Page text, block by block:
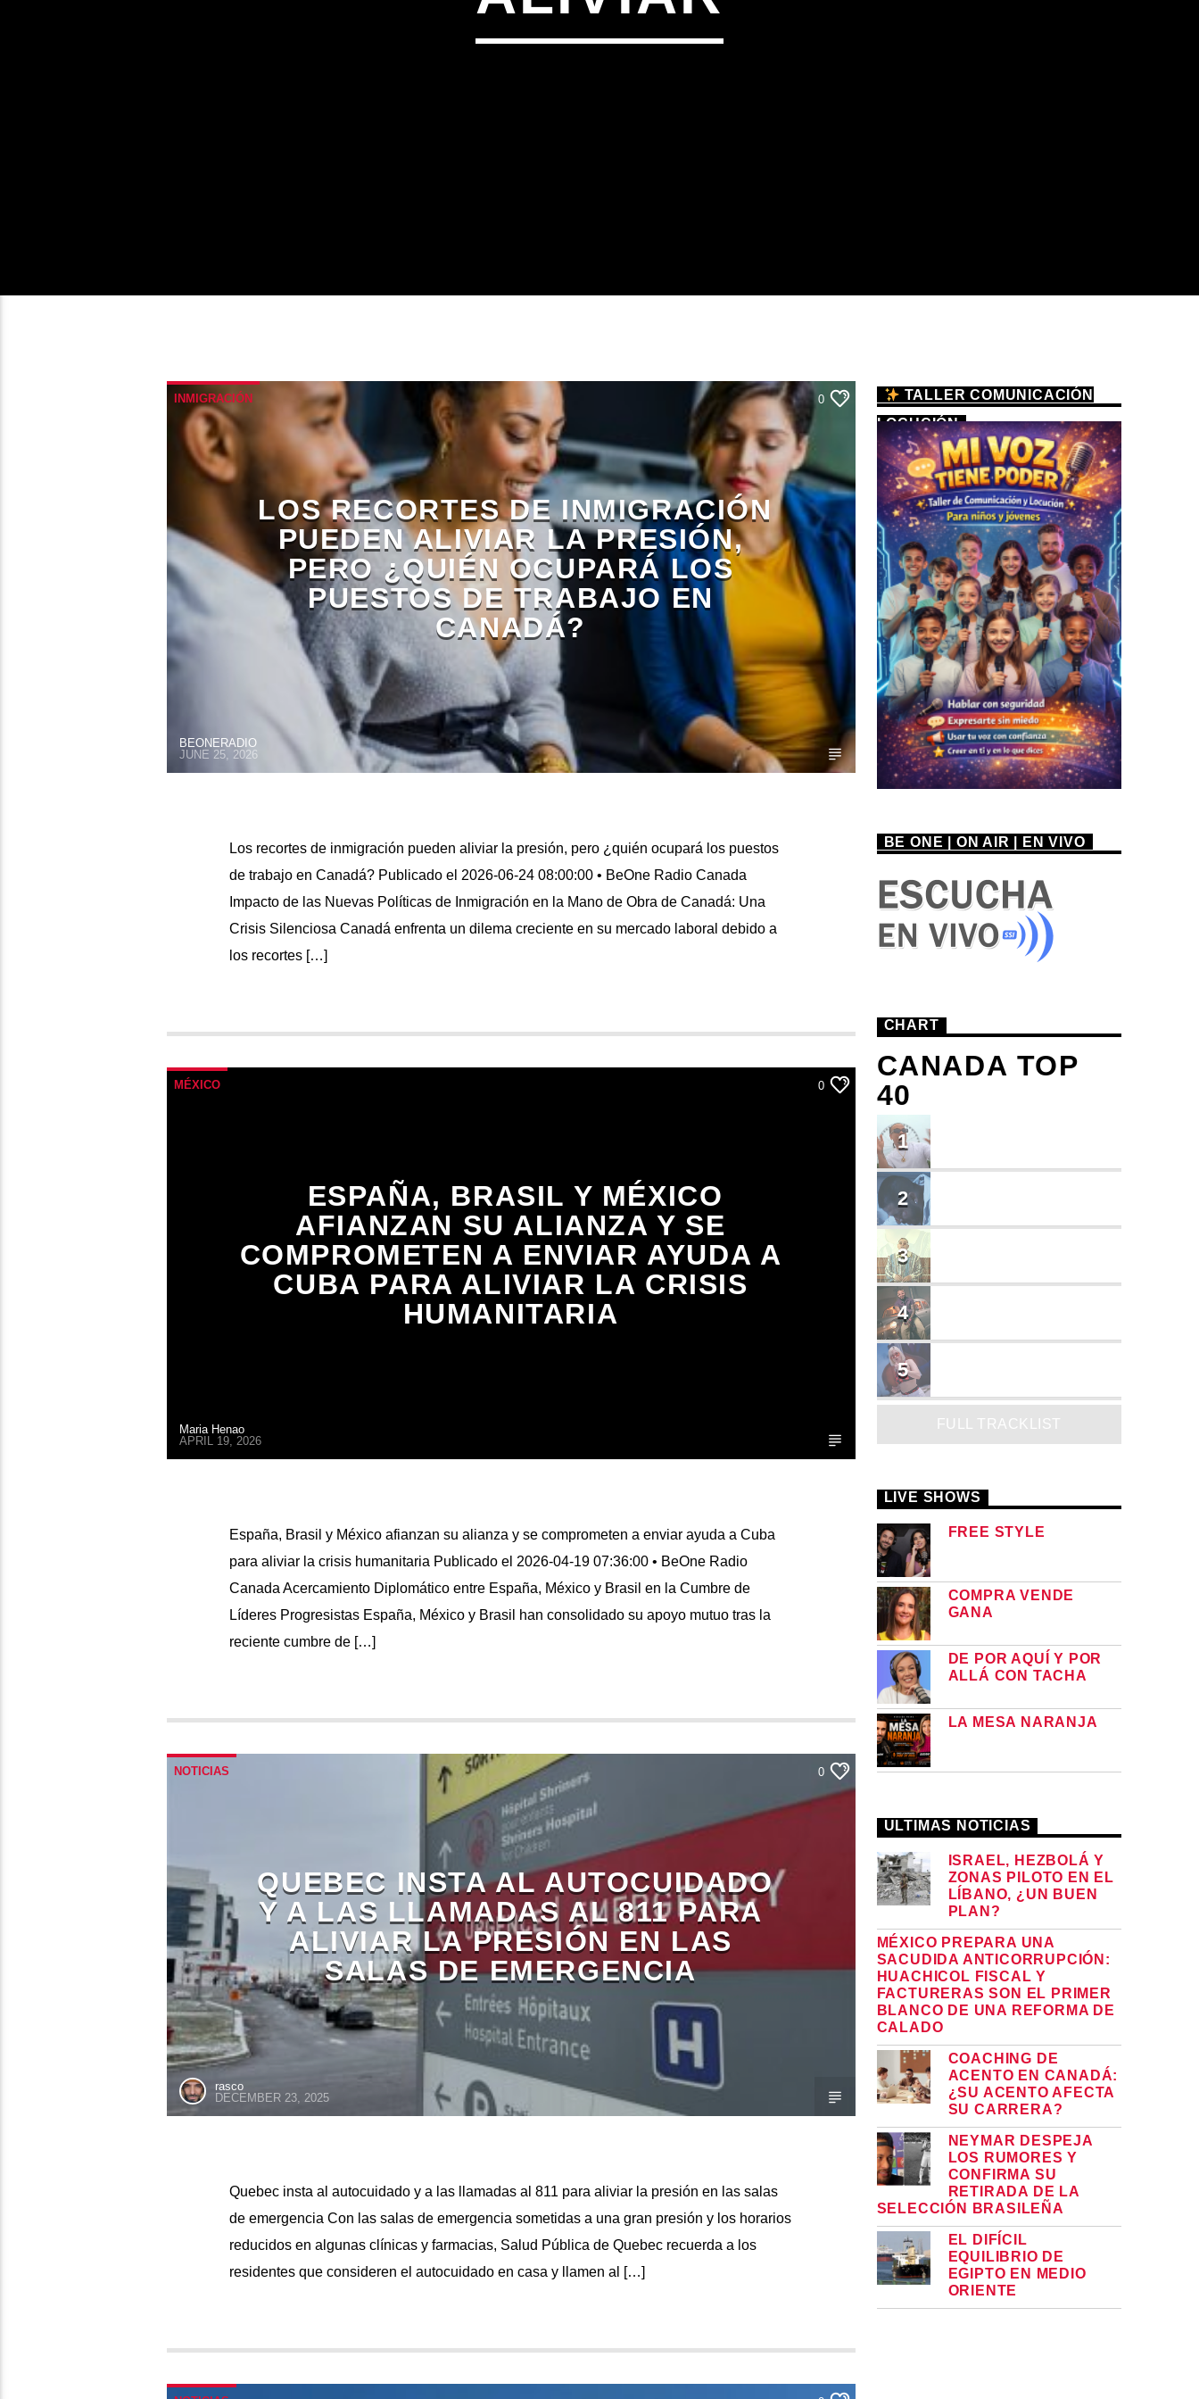
INMIGRACIÓN 0
LOS RECORTES DE INMIGRACIÓN
PUEDEN ALIVIAR LA PRESIÓN,
PERO ¿QUIÉN OCUPARÁ LOS
PUESTOS DE TRABAJO EN
CANADÁ?
BEONERADIO
JUNE 25, 2026
Los recortes de inmigración pueden aliviar la presión, pero ¿quién ocupará los puestos
de trabajo en Canadá? Publicado el 2026-06-24 08:00:00 • BeOne Radio Canada
Impacto de las Nuevas Políticas de Inmigración en la Mano de Obra de Canadá: Una
Crisis Silenciosa Canadá enfrenta un dilema creciente en su mercado laboral debido a
los recortes […]
MÉXICO 0
ESPAÑA, BRASIL Y MÉXICO
AFIANZAN SU ALIANZA Y SE
COMPROMETEN A ENVIAR AYUDA A
CUBA PARA ALIVIAR LA CRISIS
HUMANITARIA
Maria Henao
APRIL 19, 2026
España, Brasil y México afianzan su alianza y se comprometen a enviar ayuda a Cuba
para aliviar la crisis humanitaria Publicado el 2026-04-19 07:36:00 • BeOne Radio
Canada Acercamiento Diplomático entre España, México y Brasil en la Cumbre de
Líderes Progresistas España, México y Brasil han consolidado su apoyo mutuo tras la
reciente cumbre de […]
NOTICIAS 0
QUEBEC INSTA AL AUTOCUIDADO
Y A LAS LLAMADAS AL 811 PARA
ALIVIAR LA PRESIÓN EN LAS
SALAS DE EMERGENCIA
rasco
DECEMBER 23, 2025
Quebec insta al autocuidado y a las llamadas al 811 para aliviar la presión en las salas
de emergencia Con las salas de emergencia sometidas a una gran presión y los horarios
reducidos en algunas clínicas y farmacias, Salud Pública de Quebec recuerda a los
residentes que consideren el autocuidado en casa y llamen al […]
TALLER COMUNICACIÓN
LOCUCIÓN
BE ONE | ON AIR | EN VIVO
CHART
CANADA TOP
40
1
2
3
4
5
FULL TRACKLIST
LIVE SHOWS
FREE STYLE
COMPRA VENDE
GANA
DE POR AQUÍ Y POR
ALLÁ CON TACHA
LA MESA NARANJA
ULTIMAS NOTICIAS
ISRAEL, HEZBOLÁ Y
ZONAS PILOTO EN EL
LÍBANO, ¿UN BUEN
PLAN?
MÉXICO PREPARA UNA
SACUDIDA ANTICORRUPCIÓN:
HUACHICOL FISCAL Y
FACTURERAS SON EL PRIMER
BLANCO DE UNA REFORMA DE
CALADO
COACHING DE
ACENTO EN CANADÁ:
¿SU ACENTO AFECTA
SU CARRERA?
NEYMAR DESPEJA
LOS RUMORES Y
CONFIRMA SU
RETIRADA DE LA
SELECCIÓN BRASILEÑA
EL DIFÍCIL
EQUILIBRIO DE
EGIPTO EN MEDIO
ORIENTE